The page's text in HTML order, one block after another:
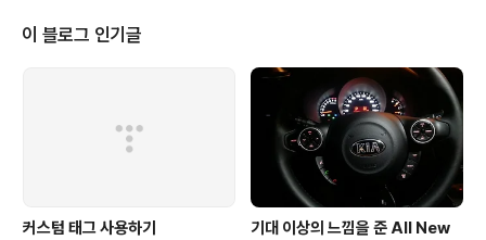
보다도 빠르네요 ㅋㅋ 물론 그때보다도 현재 많은 분들의
차량 성능이 많이 증가했겠지만 어째든 80대 랩에서 저정
도 기록이 나온다는 것을 보아 기분이 좋습니다. 그나 저나
이 블로그 인기글
커스텀 태그 사용하기
기대 이상의 느낌을 준 All New